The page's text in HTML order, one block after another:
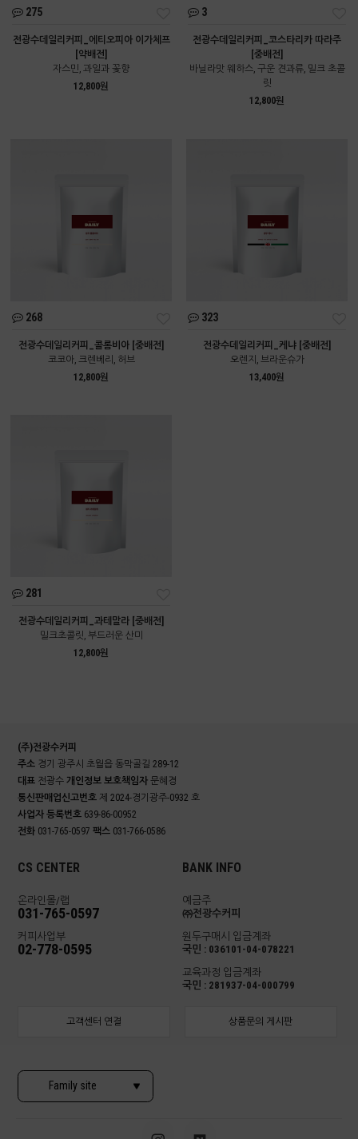
275
전광수데일리커피_에티오피아 이가체프
[약배전]
자스민, 과일과 꽃향
12,800원
3
전광수데일리커피_코스타리카 따라주
[중배전]
바닐라맛 웨하스, 구운 견과류, 밀크 초콜
릿
12,800원
268
전광수데일리커피_콜롬비아 [중배전]
코코아, 크렌베리, 허브
12,800원
323
전광수데일리커피_케냐 [중배전]
오렌지, 브라운슈가
13,400원
281
전광수데일리커피_과테말라 [중배전]
밀크초콜릿, 부드러운 산미
12,800원
(주)전광수커피
주소 경기 광주시 초월읍 동막골길 289-12
대표 전광수개인정보 보호책임자 문혜경
통신판매업신고번호 제 2024-경기광주-0932 호
사업자 등록번호 639-86-00952
전화 031-765-0597팩스 031-766-0586
CS CENTER
온라인몰/랩
031-765-0597
커피사업부
02-778-0595
BANK INFO
예금주
㈜전광수커피
원두구매시 입금계좌
국민 : 036101-04-078221
교육과정 입금계좌
국민 : 281937-04-000799
고객센터 연결 상품문의 게시판
Family site